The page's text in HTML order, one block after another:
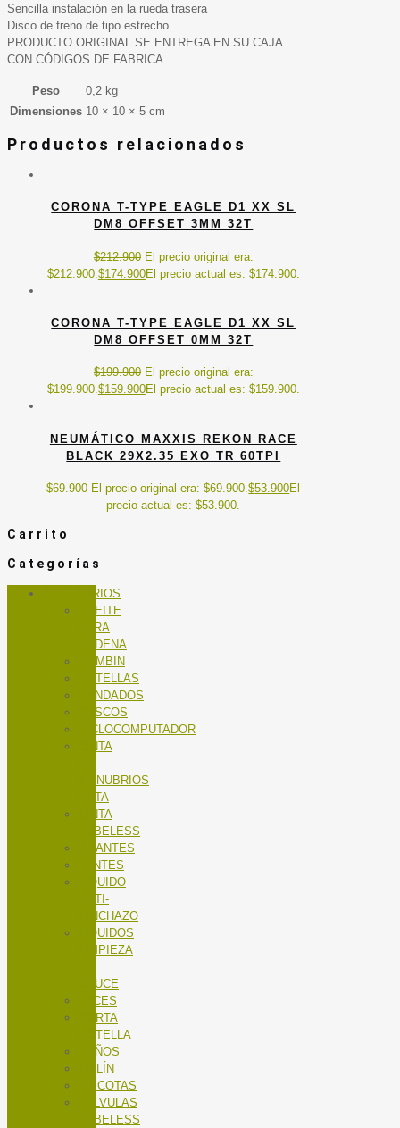
Sencilla instalación en la rueda trasera
Disco de freno de tipo estrecho
PRODUCTO ORIGINAL SE ENTREGA EN SU CAJA
CON CÓDIGOS DE FABRICA
Peso
0,2 kg
Dimensiones 10 × 10 × 5 cm
Productos relacionados
CORONA T-TYPE EAGLE D1 XX SL
DM8 OFFSET 3MM 32T
$212.900 El precio original era:
$212.900. $174.900El precio actual es: $174.900.
CORONA T-TYPE EAGLE D1 XX SL
DM8 OFFSET 0MM 32T
$199.900 El precio original era:
$199.900.$159.900El precio actual es: $159.900.
NEUMÁTICO MAXXIS REKON RACE
BLACK 29X2.35 EXO TR 60TPI
$69.900 El precio original era: $69.900.$53.900El
precio actual es: $53.900.
Carrito
Categorías
ACCESORIOS
ACEITE
PARA
CADENA
BOMBIN
BOTELLAS
CANDADOS
CASCOS
CICLOCOMPUTADOR
CINTA
MANUBRIOS
RUTA
CINTA
TUBELESS
GUANTES
LENTES
LÍQUIDO
ANTI-
PINCHAZO
LÍQUIDOS
LIMPIEZA
SAUCE
LUCES
PORTA
BOTELLA
PUÑOS
SILLÍN
TRICOTAS
VALVULAS
TUBELESS